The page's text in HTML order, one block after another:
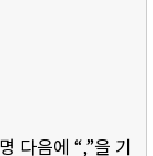
다음에 “,”을 기